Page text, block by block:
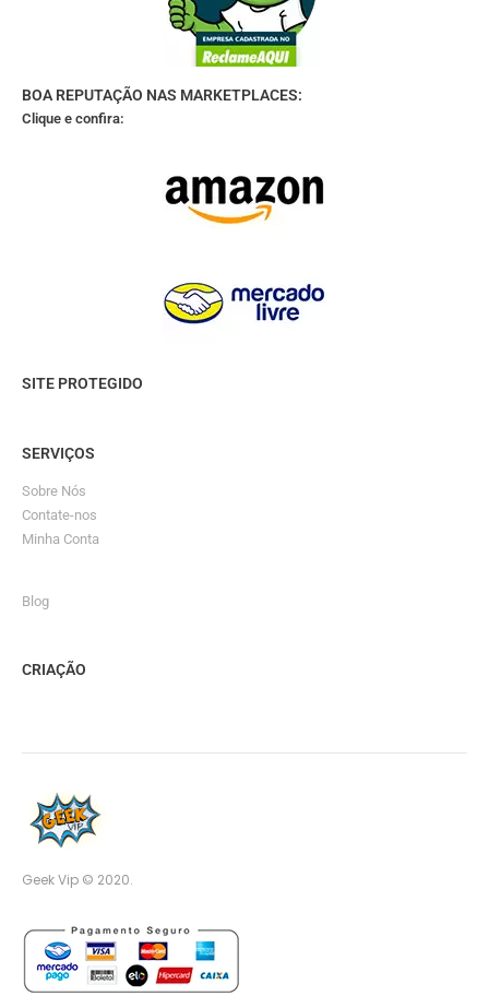
BOA REPUTAÇÃO NAS MARKETPLACES:
Clique e confira:
SITE PROTEGIDO
SERVIÇOS
Sobre Nós
Contate-nos
Minha Conta
Blog
CRIAÇÃO
Geek Vip © 2020.